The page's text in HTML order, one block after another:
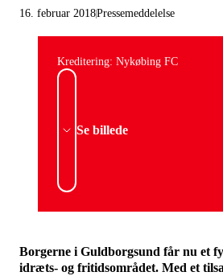
Pressemeddelelse
16. februar 2018
Kreditering: Nykøbing FC
Se billede
Borgerne i Guldborgsund får nu et
idræts- og fritidsområdet. Med et